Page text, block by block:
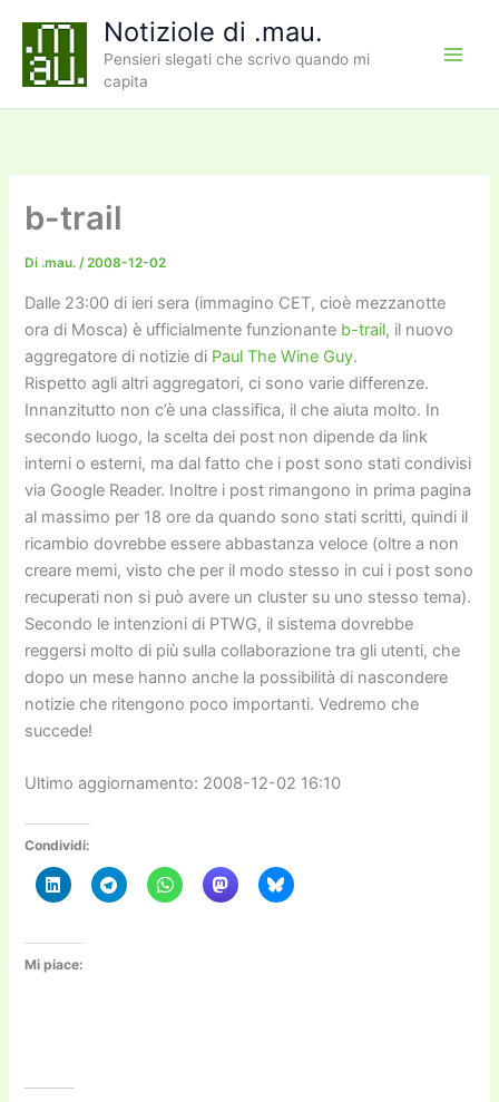
contenuto
Notiziole di .mau.
Pensieri slegati che scrivo quando mi
capita
b-trail
Di .mau./2008-12-02
Dalle 23:00 di ieri sera (immagino CET, cioè mezzanotte
ora di Mosca) è ufficialmente funzionante b-trail, il nuovo
aggregatore di notizie di Paul The Wine Guy.
Rispetto agli altri aggregatori, ci sono varie differenze.
Innanzitutto non c’è una classifica, il che aiuta molto. In
secondo luogo, la scelta dei post non dipende da link
interni o esterni, ma dal fatto che i post sono stati condivisi
via Google Reader. Inoltre i post rimangono in prima pagina
al massimo per 18 ore da quando sono stati scritti, quindi il
ricambio dovrebbe essere abbastanza veloce (oltre a non
creare memi, visto che per il modo stesso in cui i post sono
recuperati non si può avere un cluster su uno stesso tema).
Secondo le intenzioni di PTWG, il sistema dovrebbe
reggersi molto di più sulla collaborazione tra gli utenti, che
dopo un mese hanno anche la possibilità di nascondere
notizie che ritengono poco importanti. Vedremo che
succede!
Ultimo aggiornamento: 2008-12-02 16:10
Condividi:
Mi piace: